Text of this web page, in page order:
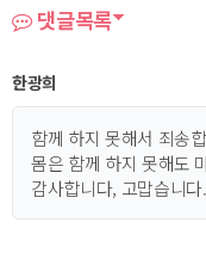
댓글목록
한광희
함께 하지 못해서 죄송
몸은 함께 하지 못해도
감사합니다, 고맙습니